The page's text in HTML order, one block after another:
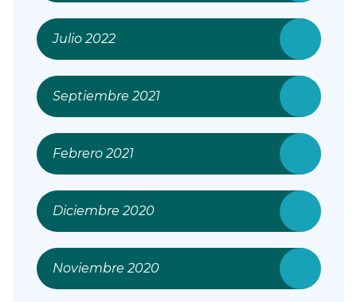
Julio 2022
Septiembre 2021
Febrero 2021
Diciembre 2020
Noviembre 2020